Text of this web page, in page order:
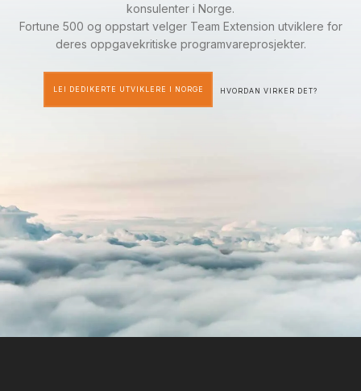
konsulenter i Norge.
Fortune 500 og oppstart velger Team Extension utviklere for
deres oppgavekritiske programvareprosjekter.
LEI DEDIKERTE UTVIKLERE I NORGE HVORDAN VIRKER DET?